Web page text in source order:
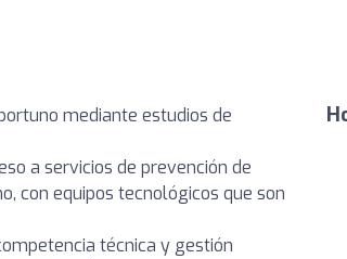
mediante estudios de
a servicios de prevención de
con equipos tecnológicos que son
técnica y gestión